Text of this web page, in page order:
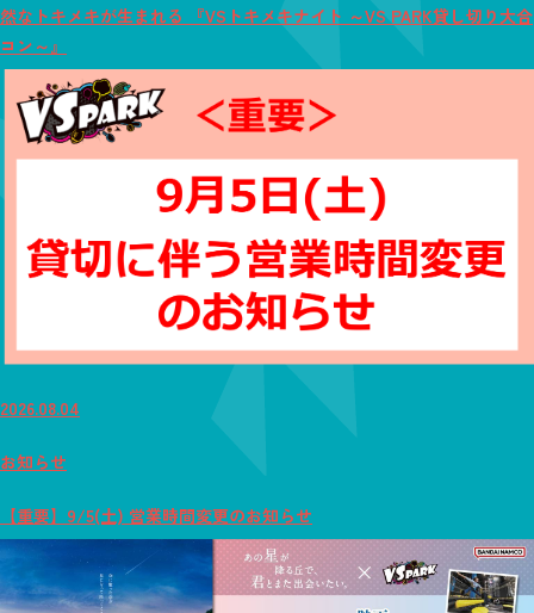
然なトキメキが生まれる 『VSトキメキナイト ～VS PARK貸し切り大合
コン～』
2026.08.04
お知らせ
【重要】9/5(土) 営業時間変更のお知らせ